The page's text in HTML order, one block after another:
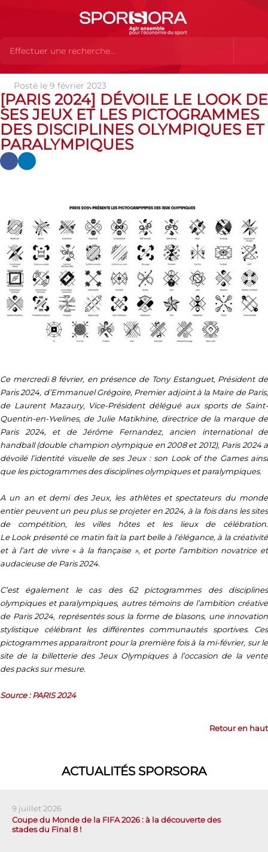
Actualités Actualités
2024] dévoile le look de ses Jeux et les pictogrammes des disciplines
olympiques et paralympiques
Posté le 9 février 2023
[PARIS 2024] DÉVOILE LE LOOK DE
SES JEUX ET LES PICTOGRAMMES
DES DISCIPLINES OLYMPIQUES ET
PARALYMPIQUES
Ce mercredi 8 février, en présence de Tony Estanguet, Président de
Paris 2024, d’Emmanuel Grégoire, Premier adjoint à la Maire de Paris,
de Laurent Mazaury, Vice-Président délégué aux sports de Saint-
Quentin-en-Yvelines, de Julie Matikhine, directrice de la marque de
Paris 2024, et de Jérôme Fernandez, ancien international de
handball (double champion olympique en 2008 et 2012), Paris 2024 a
dévoilé l’identité visuelle de ses Jeux : son Look of the Gamesainsi
que les pictogrammes des disciplines olympiques et paralympiques.
A un an et demi des Jeux, les athlètes et spectateurs du monde
entier peuvent un peu plus se projeter en 2024, à la fois dans les sites
de compétition, les villes hôtes et les lieux de célébration.
LeLook présenté ce matin fait la part belle à l’élégance, à la créativité
et à l’art de vivre « à la française », et porte l’ambition novatrice et
audacieuse de Paris 2024.
C’est également le cas des 62 pictogrammes des disciplines
olympiques et paralympiques, autres témoins de l’ambition créative
de Paris 2024, représentés sous la forme de blasons, une innovation
stylistique célébrant les différentes communautés sportives. Ces
pictogrammes apparaitront pour la première fois à la mi-février, sur le
site de la billetterie des Jeux Olympiques à l’occasion de la vente
despacks sur mesure.
Source : PARIS 2024
Retour en haut
ACTUALITÉS SPORSORA
9 juillet 2026
Coupe du Monde de la FIFA 2026 : à la découverte des
stades du Final 8 !